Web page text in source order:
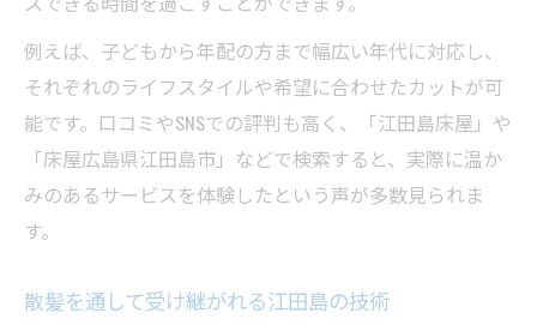
例えば、子どもから年配の方まで幅広い年代に対応し、
それぞれのライフスタイルや希望に合わせたカットが可
能です。口コミやSNSでの評判も高く、「江田島床屋」や
「床屋広島県江田島市」などで検索すると、実際に温か
みのあるサービスを体験したという声が多数見られま
す。
散髪を通して受け継がれる江田島の技術